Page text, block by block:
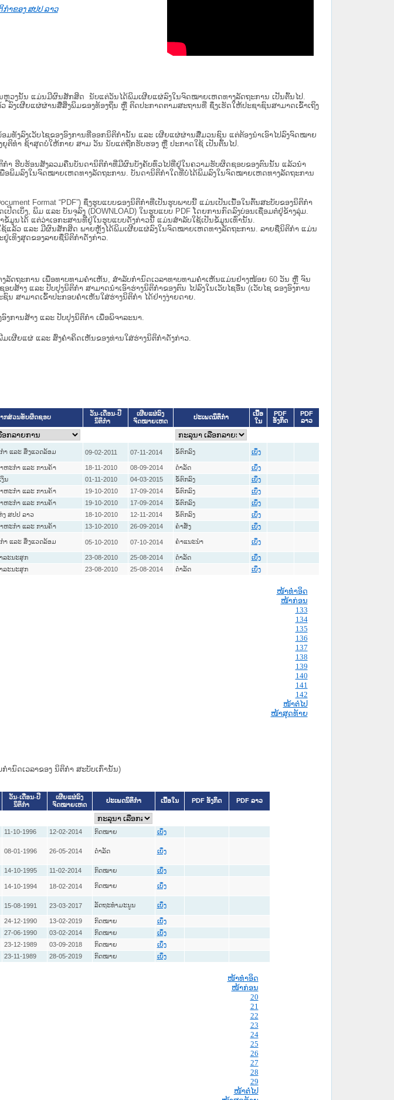
ຳຂອງ ສປປ ລາວ
ວງນັ້ນ ແມ່ນມີຜົນສັກສິດ ນັບ​ແຕ່​ວັນໄດ້ພິມເຜີຍແຜ່ລົງໃນຈົດໝາຍເຫດທາງລັດຖະການ ເປັນ​ຕົ້ນ​ໄປ.
ງ​ເຜີຍແຜ່​ຜ່ານ​ສື່ສິ່ງພິມຂອງທ້ອງຖິ່ນ ຫຼື ຕິດປະກາດຕາມສະຖານທີ່ ຊຶ່ງເຮັດໃຫ້ປະຊາຊົນສາມາດເຂົ້າເຖິງ
ງລົງເວັບໄຊຂອງອົງການທີ່ອອກນິຕິກໍານັ້ນ ແລະ ເຜີຍແຜ່ຜ່ານສື່ມວນຊົນ ແຕ່ຕ້ອງນໍາເອົາໄປລົງຈົດໝາຍ
ທໍາ ຊ້າສຸດບໍ່ໃຫ້ກາຍ ສາມ ວັນ ນັບແຕ່ຖືກຮັບຮອງ ຫຼື ປະກາດໃຊ້ ເປັນຕົ້ນໄປ.
ຮີບຮ້ອນສັງລວມຄືນບັນດານິຕິກໍາທີ່ມີຜົນບັງຄັບທົ່ວໄປທີ່ຢູ່ໃນຄວາມຮັບຜິດຊອບຂອງຕົນນັ້ນ ແລ້ວນໍາ
ມລົງໃນຈົດໝາຍເຫດທາງລັດຖະການ. ບັນ​ດາ​ນິ​ຕິ​ກຳ​ໃດ​ທີ່ບໍ່​ໄດ້​ພິມ​ລົງ​ໃນ​ຈົດ​ໝາຍ​ເຫດ​ທາງ​ລັດ​ຖະ​ການ
Format “PDF”) ຊຶ່ງຮູບແບບຂອງນິຕິກໍາທີ່ເປັນຮູບພາບນີ້ ແມ່ນເປັນເນື້ອໃນຕົ້ນສະບັບຂອງນິຕິກໍາ
ເບິ່ງ, ພິມ ແລະ ບັນຈຸລົງ (DOWNLOAD) ໃນຮູບແບບ PDF ໂດຍການກົດລົງບ່ອນເຊື່ອມຕໍ່ຢູ່ຂ້າງລຸ່ມ.
ມູນໄດ້ ແຕ່ວ່າເອກະສານທີ່ຢູ່ໃນຮູບແບບດັ່ງກ່າວນີ້ ແມ່ນສຳລັບໃຊ້ເປັນຂໍ້ມູນເທົ່ານັ້ນ.
ລ້ວ ແລະ ມີຜົນສັກສິດ ພາຍຫຼັງໄດ້ພິມເຜີຍແຜ່ລົງໃນຈົດໝາຍເຫດທາງລັດຖະການ. ລາຍຊື່ນິຕິກຳ ແມ່ນ
ທິງສຸດຂອງລາຍຊື່ນິຕິກໍາດັ່ງກ່າວ.
ດຖະການ ເພື່ອທາບທາມຄຳເຫັນ, ສໍາລັບກໍານົດເວລາທາບທາມຄໍາເຫັນແມ່ນຢ່າງໜ້ອຍ 60 ວັນ ຫຼື ຈົນ
ງ ແລະ ປັບປຸງນິຕິກໍາ ສາມາດນຳເອົາຮ່າງນິຕິກຳຂອງຕົນ ໄປລົງໃນ​ເວັບ​ໄຊ​ອື່ນ (ເວັບ​ໄຊ​ ຂອງອົງການ
ສາມາດເຂົ້າປະກອບຄໍາເຫັນໃສ່ຮ່າງນິຕິກຳ ໄດ້ຢ່າງງ່າຍດາຍ.
ການສ້າງ ແລະ ປັບປຸງນິຕິກຳ ເພື່ອພິຈາລະນາ.
ເຜີຍແຜ່ ແລະ ສົ່ງຄຳຄິດເຫັນຂອງທ່ານໃສ່ຮ່າງນິຕິກຳດັ່ງກ່າວ.
ກສ່ວນຮັບຜິດຊອບ
ວັນ-ເດືອນ-ປີ
ນິຕິກໍາ
ເຜີຍແຜ່ລົງ
ຈົດໝາຍເຫດ
ປະເພດນິຕິກຳ
ເນື້ອ
ໃນ
PDF
ອັງກິດ
PDF
ລາວ
ຳ ແລະ ສິ່ງແວດລ້ອມ 09-02-2011 07-11-2014 ຂໍ້ຕົກລົງ ເບິ່ງ
ຫະກຳ ແລະ ການຄ້າ 18-11-2010 08-09-2014 ດໍາລັດ ເບິ່ງ
ນ 01-11-2010 04-03-2015 ຂໍ້ຕົກລົງ ເບິ່ງ
ຫະກຳ ແລະ ການຄ້າ 19-10-2010 17-09-2014 ຂໍ້ຕົກລົງ ເບິ່ງ
ຫະກຳ ແລະ ການຄ້າ 19-10-2010 17-09-2014 ຂໍ້ຕົກລົງ ເບິ່ງ
ສປປ ລາວ 18-10-2010 12-11-2014 ຂໍ້ຕົກລົງ ເບິ່ງ
ຫະກຳ ແລະ ການຄ້າ 13-10-2010 26-09-2014 ຄໍາສັ່ງ ເບິ່ງ
ຳ ແລະ ສິ່ງແວດລ້ອມ 05-10-2010 07-10-2014 ຄໍາແນະນໍາ ເບິ່ງ
ລະນະສຸກ 23-08-2010 25-08-2014 ດໍາລັດ ເບິ່ງ
ລະນະສຸກ 23-08-2010 25-08-2014 ດໍາລັດ ເບິ່ງ
ໜ້າທໍາອິດ
ໜ້າກ່ອນ
133
134
135
136
137
138
139
140
141
142
ໜ້າຕໍ່ໄປ
ໜ້າສຸດທ້າຍ
ນົດເວລາຂອງ ນິຕິກໍາ ສະບັບເກົ່ານັ້ນ)
ວັນ-ເດືອນ-ປີ
ນິຕິກໍາ
ເຜີຍແຜ່ລົງ
ຈົດໝາຍເຫດ
ປະເພດນິຕິກຳ ເນື້ອໃນ PDF ອັງກິດ PDF ລາວ
11-10-1996 12-02-2014 ກົດໝາຍ ເບິ່ງ
08-01-1996 26-05-2014 ດໍາລັດ ເບິ່ງ
14-10-1995 11-02-2014 ກົດໝາຍ ເບິ່ງ
14-10-1994 18-02-2014 ກົດໝາຍ ເບິ່ງ
15-08-1991 23-03-2017 ລັດຖະທໍາມະນູນ ເບິ່ງ
24-12-1990 13-02-2019 ກົດໝາຍ ເບິ່ງ
27-06-1990 03-02-2014 ກົດໝາຍ ເບິ່ງ
23-12-1989 03-09-2018 ກົດໝາຍ ເບິ່ງ
23-11-1989 28-05-2019 ກົດໝາຍ ເບິ່ງ
ໜ້າທໍາອິດ
ໜ້າກ່ອນ
20
21
22
23
24
25
26
27
28
29
ໜ້າຕໍ່ໄປ